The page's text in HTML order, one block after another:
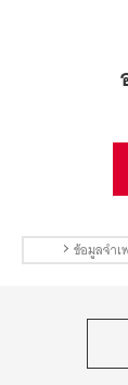
ข้อมูลจำเ